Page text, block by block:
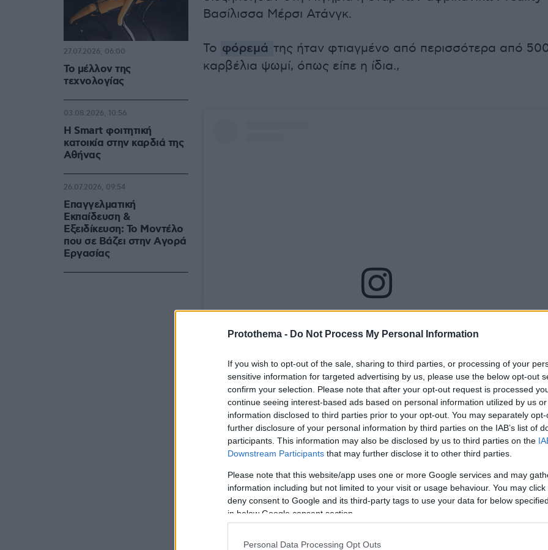
Protothema - Do Not Process My Personal Information
If you wish to opt-out of the sale, sharing to third parties, or processing of your
sensitive information for targeted advertising by us, please use the below opt-out
confirm your selection. Please note that after your opt-out request is processed
continue seeing interest-based ads based on personal information utilized by us
information disclosed to third parties prior to your opt-out. You may separately
further disclosure of your personal information by third parties on the IAB’s list of
participants. This information may also be disclosed by us to third parties on the
Downstream Participants that may further disclose it to other third parties.
Please note that this website/app uses one or more Google services and may
information including but not limited to your visit or usage behaviour. You may
deny consent to Google and its third-party tags to use your data for below
in below Google consent section.
Personal Data Processing Opt Outs
Βασίλισσα Μέρσι Ατάνγκ.
Το φόρεμά της ήταν φτιαγμένο από περισσότερα από
καρβέλια ψωμί, όπως είπε η ίδια.,
Μαζί της ήταν δύο κοπέλες που κουβαλούσαν δίσκους με
ψωμί, και αρκετές βοηθοί για τη μεταφορά του
Το μέλλον της
τεχνολογίας
27.07.2026, 06:00
Η Smart φοιτητική
κατοικία στην καρδιά της
Αθήνας
03.08.2026, 10:56
Επαγγελματική
Εκπαίδευση &
Εξειδίκευση: Το Mοντέλο
που σε Bάζει στην Aγορά
Eργασίας
26.07.2026, 09:54